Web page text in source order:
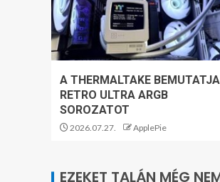
A THERMALTAKE
RETRO ULTRA ARGB
SOROZATOT
2026.07.27. ApplePie
EZEKET TALÁN MÉG